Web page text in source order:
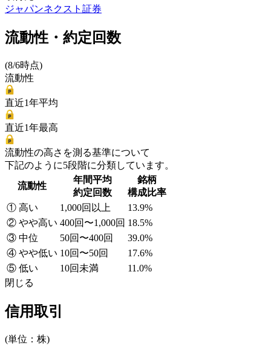
ジャパンネクスト証券
流動性・約定回数
(8/6時点)
流動性
直近1年平均
直近1年最高
流動性の高さを測る基準について
下記のように5段階に分類しています。
流動性
年間平均
約定回数
銘柄
構成比率
① 高い
1,000回以上
13.9%
② やや高い 400回〜1,000回 18.5%
③ 中位
50回〜400回
39.0%
④ やや低い 10回〜50回
17.6%
⑤ 低い
10回未満
11.0%
閉じる
信用取引
(単位：株)